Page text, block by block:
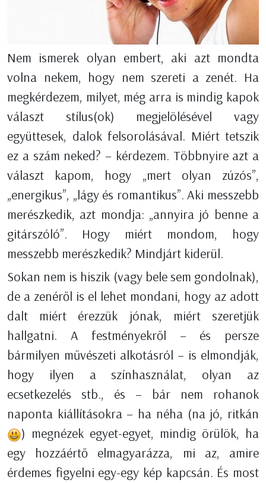
Nem ismerek olyan embert, aki azt mondta
volna nekem, hogy nem szereti a zenét. Ha
megkérdezem, milyet, még arra is mindig kapok
választ stílus(ok) megjelölésével vagy
együttesek, dalok felsorolásával. Miért tetszik
ez a szám neked? – kérdezem. Többnyire azt a
választ kapom, hogy „mert olyan zúzós”,
„energikus”, „lágy és romantikus”. Aki messzebb
merészkedik, azt mondja: „annyira jó benne a
gitárszóló”. Hogy miért mondom, hogy
messzebb merészkedik? Mindjárt kiderül.
Sokan nem is hiszik (vagy bele sem gondolnak),
de a zenéről is el lehet mondani, hogy az adott
dalt miért érezzük jónak, miért szeretjük
hallgatni. A festményekről – és persze
bármilyen művészeti alkotásról – is elmondják,
hogy ilyen a színhasználat, olyan az
ecsetkezelés stb., és – bár nem rohanok
naponta kiállításokra – ha néha (na jó, ritkán
) megnézek egyet-egyet, mindig örülök, ha
egy hozzáértő elmagyarázza, mi az, amire
érdemes figyelni egy-egy kép kapcsán. És most